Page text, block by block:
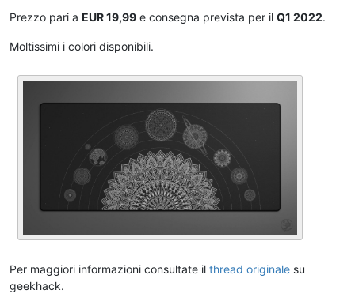
Prezzo pari a EUR 19,99 e consegna prevista per il Q1 2022.
Moltissimi i colori disponibili.
Per maggiori informazioni consultate il thread originale su
geekhack.